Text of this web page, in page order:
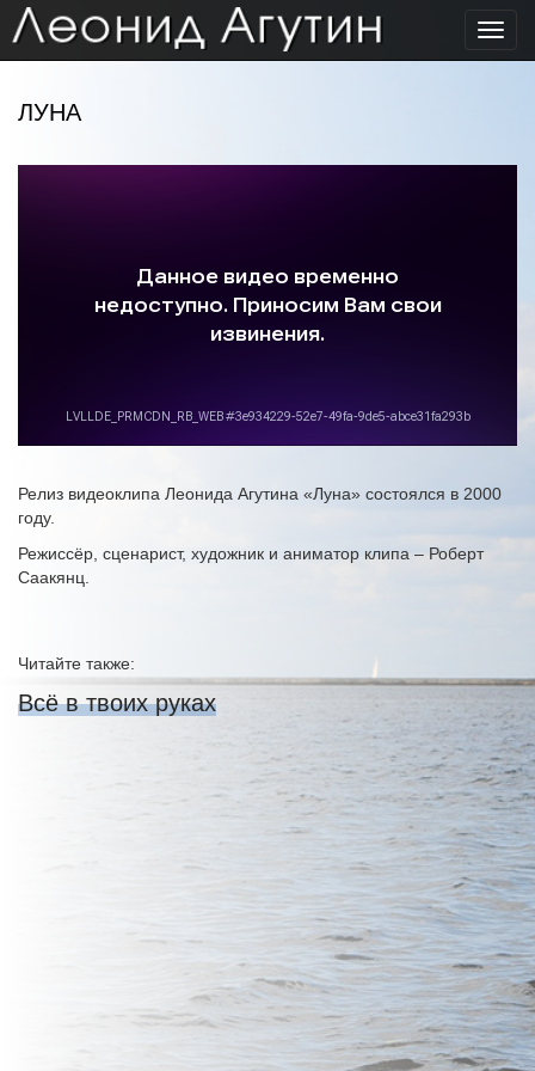
ЛУНА
Релиз видеоклипа Леонида Агутина «Луна» состоялся в 2000
году.
Режиссёр, сценарист, художник и аниматор клипа – Роберт
Саакянц.
Читайте также:
Всё в твоих руках